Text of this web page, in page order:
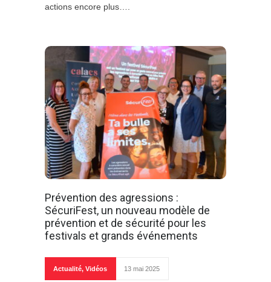
actions encore plus….
Prévention des agressions :
SécuriFest, un nouveau modèle de
prévention et de sécurité pour les
festivals et grands événements
Actualité, Vidéos 13 mai 2025